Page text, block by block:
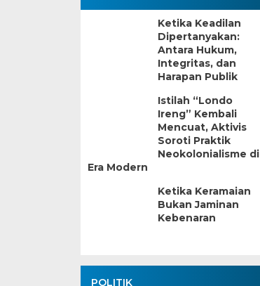
Ketika Keadilan
Dipertanyakan:
Antara Hukum,
Integritas, dan
Harapan Publik
Istilah “Londo
Ireng” Kembali
Mencuat, Aktivis
Soroti Praktik
Neokolonialisme di
Era Modern
Ketika Keramaian
Bukan Jaminan
Kebenaran
POLITIK